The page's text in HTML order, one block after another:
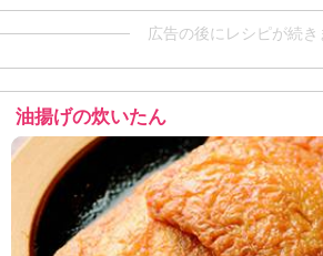
広告の後にレシピが続き
油揚げの炊いたん